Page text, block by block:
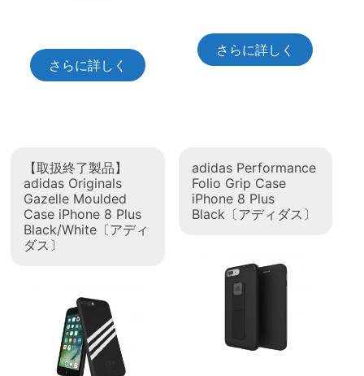
さらに詳しく
さらに詳しく
【取扱終了製品】
adidas Originals
Gazelle Moulded
Case iPhone 8 Plus
Black/White〔アディ
ダス〕
adidas Performance
Folio Grip Case
iPhone 8 Plus
Black〔アディダス〕